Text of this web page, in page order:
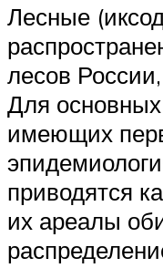
Лесные
лесов
Для
имеющих
приводятся
их ареалы